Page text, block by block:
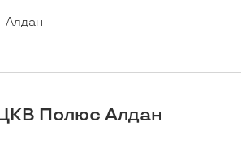
Алдан
Полюс Алдан